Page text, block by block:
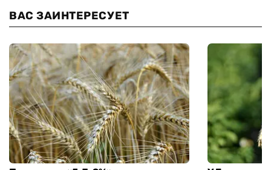
ВАС ЗАИНТЕРЕСУЕТ